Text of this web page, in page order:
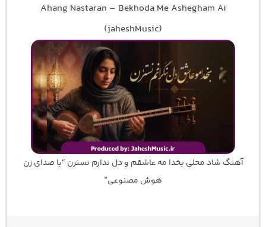
Ahang Nastaran – Bekhoda Me Ashegham Ai
(jaheshMusic)
آهنگ شاد محلی بخدا مه عاشقم و دل ندارم نسترن “با صدای زن
هوش مصنوعی”